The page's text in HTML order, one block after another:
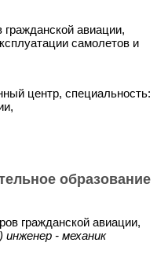
гражданской авиации,
самолетов и
центр, специальность:
образование
гражданской авиации,
инженер - механик